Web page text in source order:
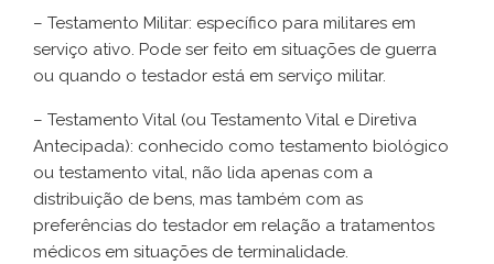
– Testamento Militar: específico para militares em
serviço ativo. Pode ser feito em situações de guerra
ou quando o testador está em serviço militar.
– Testamento Vital (ou Testamento Vital e Diretiva
Antecipada): conhecido como testamento biológico
ou testamento vital, não lida apenas com a
distribuição de bens, mas também com as
preferências do testador em relação a tratamentos
médicos em situações de terminalidade.